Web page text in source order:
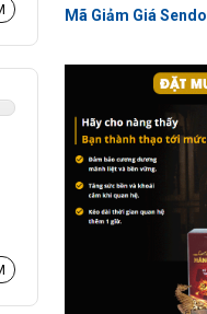
Mã Giảm Giá Sendo